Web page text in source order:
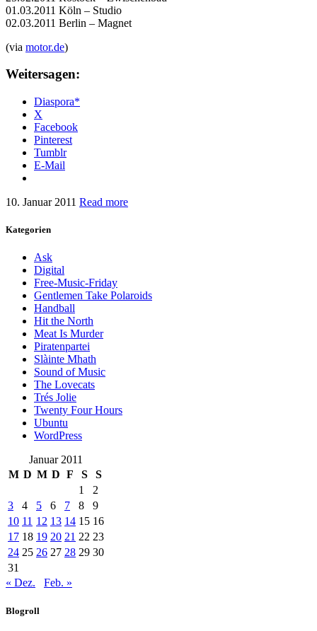
01.03.2011 Köln – Studio
02.03.2011 Berlin – Magnet
(via motor.de)
Weitersagen:
Diaspora*
X
Facebook
Pinterest
Tumblr
E-Mail
10. Januar 2011 Read more
Kategorien
Ask
Digital
Free-Music-Friday
Gentlemen Take Polaroids
Handball
Hit the North
Meat Is Murder
Piratenpartei
Slàinte Mhath
Sound of Music
The Lovecats
Trés Jolie
Twenty Four Hours
Ubuntu
WordPress
Januar 2011
M D M D F S
S
1
2
3
4 5 6 7 8
9
10 11 12 13 14 15 16
17 18 19 20 21 22 23
24 25 26 27 28 29 30
31
« Dez.
Feb. »
Blogroll